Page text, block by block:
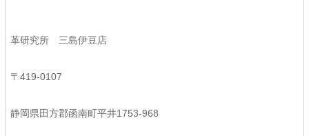
革研究所 三島伊豆店
〒419-0107
静岡県田方郡函南町平井1753-968